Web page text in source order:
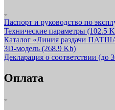
Паспорт и руководство по
Технические параметры (102.5
Каталог «Линия раздачи
3D-модель (268.9 Kb)
Декларация о соответствии (до
Оплата